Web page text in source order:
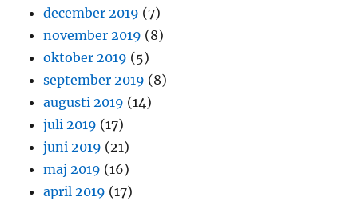
december 2019 (7)
november 2019 (8)
oktober 2019 (5)
september 2019 (8)
augusti 2019 (14)
juli 2019 (17)
juni 2019 (21)
maj 2019 (16)
april 2019 (17)